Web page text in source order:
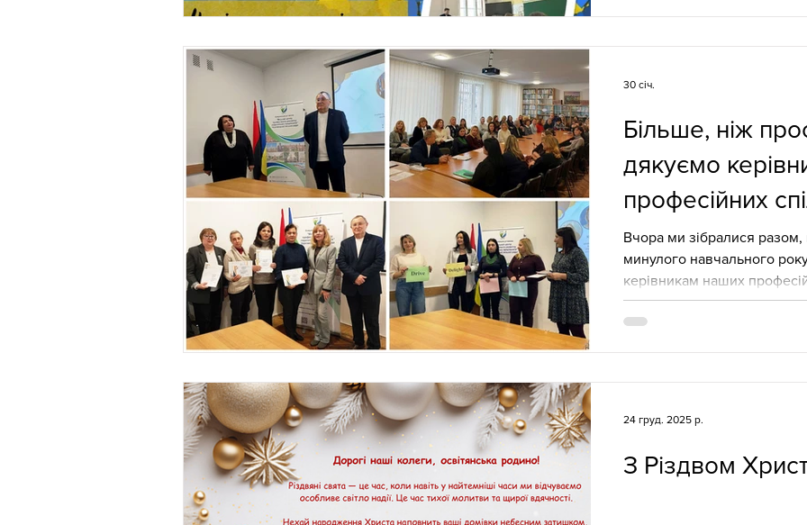
тижні до події. Попередня
Більше, ніж
дякуємо
професійних
Вчора ми зібралися разом,
минулого навчального
керівникам наших
рік був насиченим. Ми
витрачається, щоб знайти
30 січ.
З Різдвом
24 груд. 2025 р.